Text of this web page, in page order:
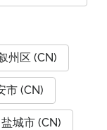
州区 (CN)
市 (CN)
城市 (CN)